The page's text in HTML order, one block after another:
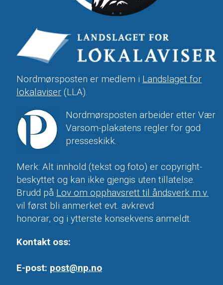
Nordmørsposten er medlem i Landslaget for
lokalaviser (LLA).
Nordmørsposten arbeider etter Vær
Varsom-plakatens regler for god
presseskikk.
Merk: Alt innhold (tekst og foto) er copyright-
beskyttet og kan ikke gjengis uten tillatelse.
Brudd på Lov om opphavsrett til åndsverk m.v.
vil først bli anmerket evt. avkrevd
honorar, og i ytterste konsekvens anmeldt.
Kontakt oss:
E-post: post@np.no